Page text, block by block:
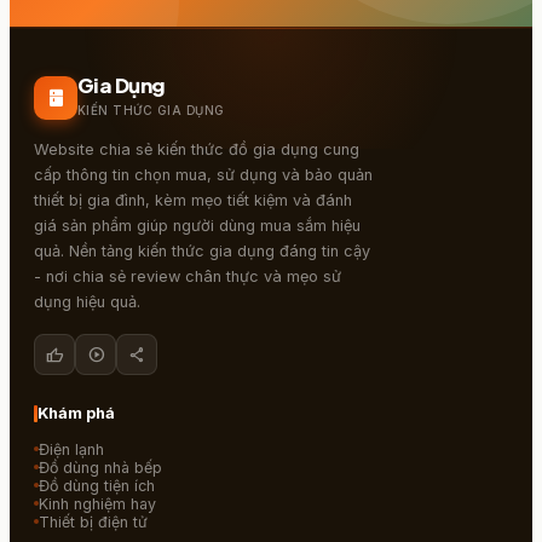
kitchen Gia Dụng
KIẾN THỨC GIA DỤNG
Website chia sẻ kiến thức đồ gia dụng cung
cấp thông tin chọn mua, sử dụng và bảo quản
thiết bị gia đình, kèm mẹo tiết kiệm và đánh
giá sản phẩm giúp người dùng mua sắm hiệu
quả. Nền tảng kiến thức gia dụng đáng tin cậy
- nơi chia sẻ review chân thực và mẹo sử
dụng hiệu quả.
thumb_up play_circle share
Khám phá
Điện lạnh
Đồ dùng nhà bếp
Đồ dùng tiện ích
Kinh nghiệm hay
Thiết bị điện tử